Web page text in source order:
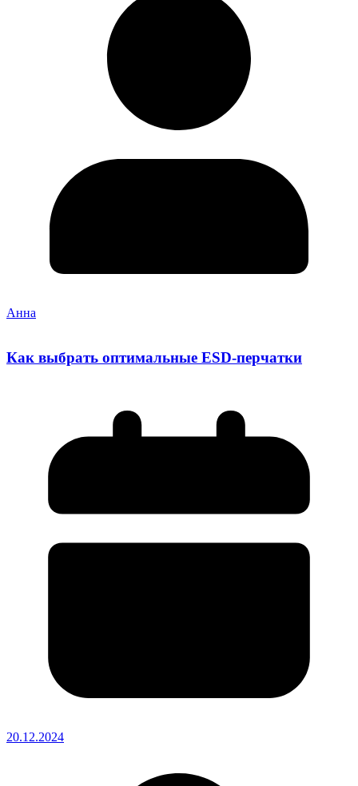
Анна
Как выбрать оптимальные ESD-перчатки
20.12.2024